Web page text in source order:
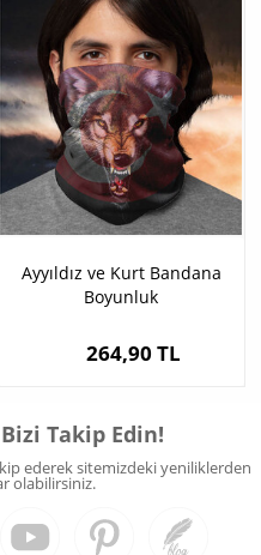
Ayyıldız ve Kurt Bandana
Boyunluk
264,90 TL
Takip Edin!
ederek sitemizdeki yeniliklerden
olabilirsiniz.